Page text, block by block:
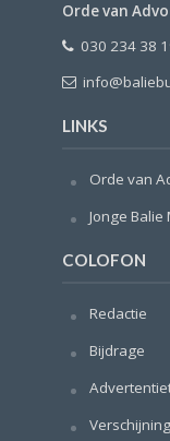
Orde van
030 234 38
LINKS
Orde van
Jonge
COLOFON
Redactie
Bijdrage